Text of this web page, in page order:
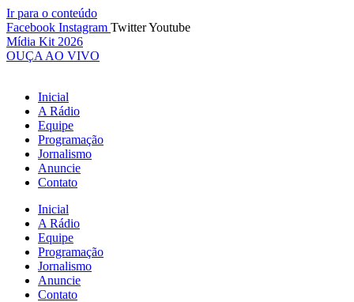
Ir para o conteúdo
Facebook Instagram TwitterYoutube
Mídia Kit 2026
OUÇA AO VIVO
Inicial
A Rádio
Equipe
Programação
Jornalismo
Anuncie
Contato
Inicial
A Rádio
Equipe
Programação
Jornalismo
Anuncie
Contato